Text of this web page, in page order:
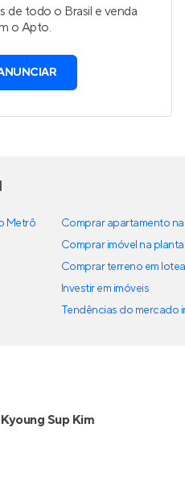
de todo o Brasil e venda
o Apto.
Metrô
Comprar apartamento
Comprar imóvel na planta
Comprar terreno em
Investir em imóveis
Tendências do mercado
Sup Kim